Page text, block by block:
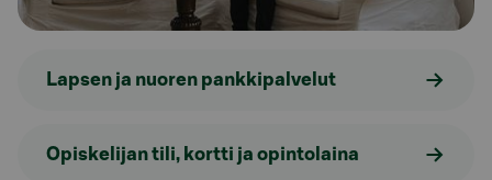
Lapsen ja nuoren pankkipalvelut
Opiskelijan tili, kortti ja opintolaina